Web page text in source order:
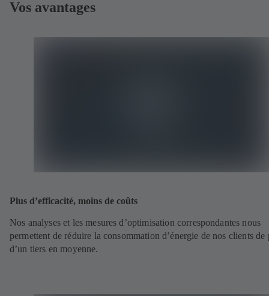
Vos avantages
Plus d’efficacité, moins de coûts
Nos analyses et les mesures d’optimisation correspondantes nous
permettent de réduire la consommation d’énergie de nos clients de
d’un tiers en moyenne.